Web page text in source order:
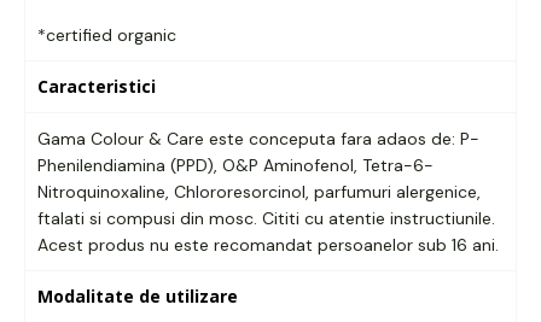
*certified organic
Caracteristici
Gama Colour & Care este conceputa fara adaos de: P-
Phenilendiamina (PPD), O&P Aminofenol, Tetra-6-
Nitroquinoxaline, Chlororesorcinol, parfumuri alergenice,
ftalati si compusi din mosc. Cititi cu atentie instructiunile.
Acest produs nu este recomandat persoanelor sub 16 ani.
Modalitate de utilizare